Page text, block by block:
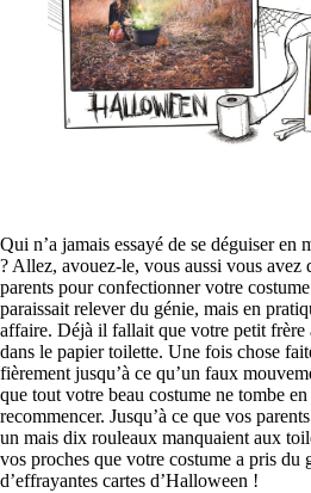
Qui n’a jamais essayé de se déguiser en
? Allez, avouez-le, vous aussi vous avez
parents pour confectionner votre
paraissait relever du génie, mais en
affaire. Déjà il fallait que votre petit frère
dans le papier toilette. Une fois chose
fièrement jusqu’à ce qu’un faux
que tout votre beau costume ne tombe
recommencer. Jusqu’à ce que vos
un mais dix rouleaux manquaient aux
vos proches que votre costume a pris du
d’effrayantes cartes d’Halloween !